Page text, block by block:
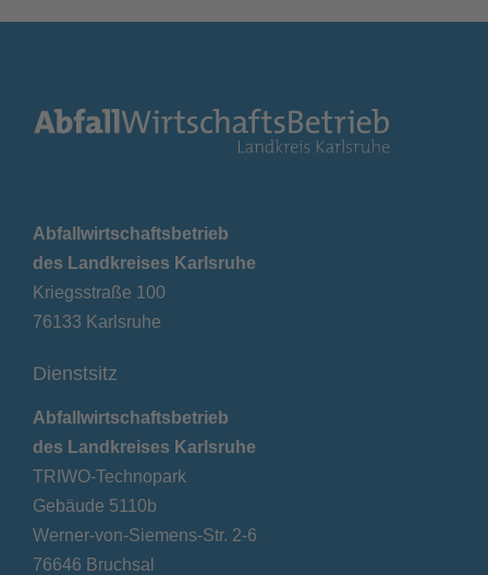
Abfallwirtschaftsbetrieb
des Landkreises Karlsruhe
Kriegsstraße 100
76133 Karlsruhe
Dienstsitz
Abfallwirtschaftsbetrieb
des Landkreises Karlsruhe
TRIWO-Technopark
Gebäude 5110b
Werner-von-Siemens-Str. 2-6
76646 Bruchsal